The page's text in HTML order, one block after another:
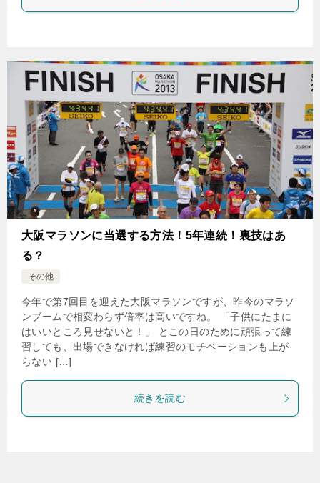
大阪マラソンに当選する方法！5年連続！裏技はあ
る？
その他
今年で第7回目を迎えた大阪マラソンですが、昨今のマラソ
ンブームで相変わらず倍率は高いですね。 「子供にたまに
はいいところ見せないと！」 とこの日のために頑張って練
習しても、出場できなければ練習のモチベーションも上が
らない […]
続きを読む